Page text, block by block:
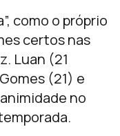
como o próprio
certos nas
Luan (21
(21) e
no